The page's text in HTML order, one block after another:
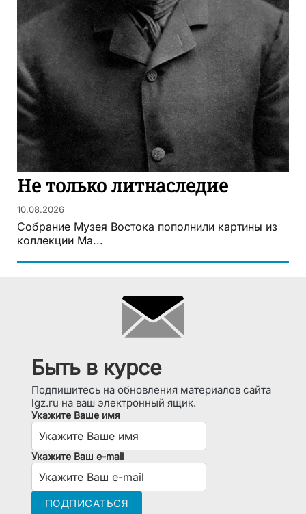
Не только литнаследие
10.08.2026
Собрание Музея Востока пополнили картины из
коллекции Ма...
Быть в курсе
Подпишитесь на обновления материалов сайта
lgz.ru на ваш электронный ящик.
Укажите Ваше имя
Укажите Ваш e-mail